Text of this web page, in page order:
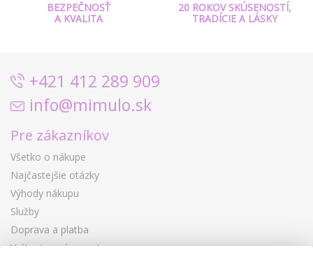
BEZPEČNOSŤ
A KVALITA
20 ROKOV SKÚSENOSTÍ,
TRADÍCIE A LÁSKY
+421 412 289 909
info@mimulo.sk
Pre zákazníkov
Všetko o nákupe
Najčastejšie otázky
Výhody nákupu
Služby
Doprava a platba
Vrátenie a výmena tovaru